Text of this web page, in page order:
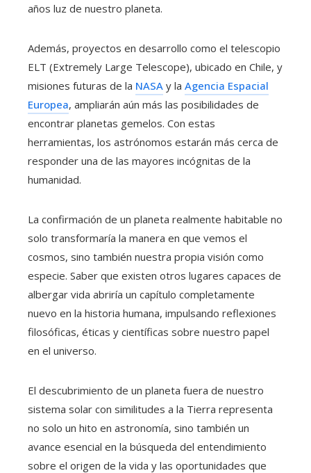
años luz de nuestro planeta.
Además, proyectos en desarrollo como el telescopio
ELT (Extremely Large Telescope), ubicado en Chile, y
misiones futuras de la NASA y la Agencia Espacial
Europea, ampliarán aún más las posibilidades de
encontrar planetas gemelos. Con estas
herramientas, los astrónomos estarán más cerca de
responder una de las mayores incógnitas de la
humanidad.
La confirmación de un planeta realmente habitable no
solo transformaría la manera en que vemos el
cosmos, sino también nuestra propia visión como
especie. Saber que existen otros lugares capaces de
albergar vida abriría un capítulo completamente
nuevo en la historia humana, impulsando reflexiones
filosóficas, éticas y científicas sobre nuestro papel
en el universo.
El descubrimiento de un planeta fuera de nuestro
sistema solar con similitudes a la Tierra representa
no solo un hito en astronomía, sino también un
avance esencial en la búsqueda del entendimiento
sobre el origen de la vida y las oportunidades que